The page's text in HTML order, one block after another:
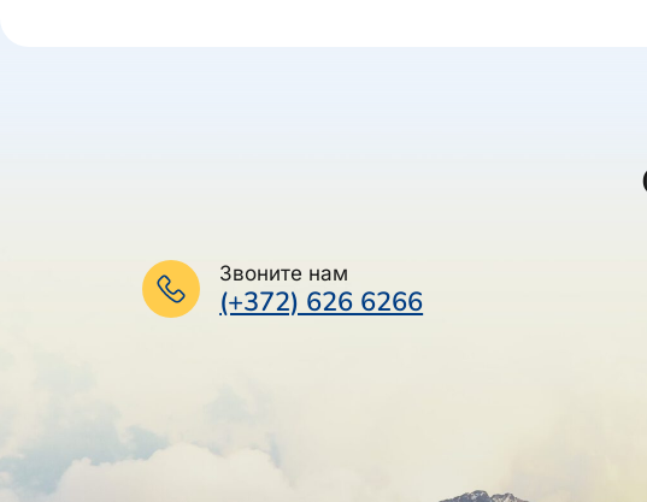
Звоните нам
(+372) 626 6266